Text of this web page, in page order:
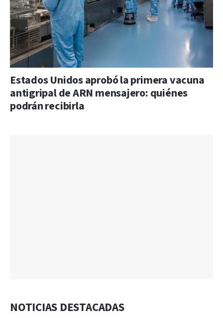
Estados Unidos aprobó la primera vacuna
antigripal de ARN mensajero: quiénes
podrán recibirla
NOTICIAS DESTACADAS